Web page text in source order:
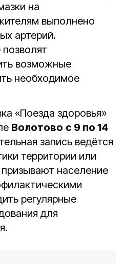
на
выполнено
артерий.
возможные
необходимое
«Поезда здоровья»
Волотово с 9 по 14
запись ведётся
территории или
население
регулярные
для